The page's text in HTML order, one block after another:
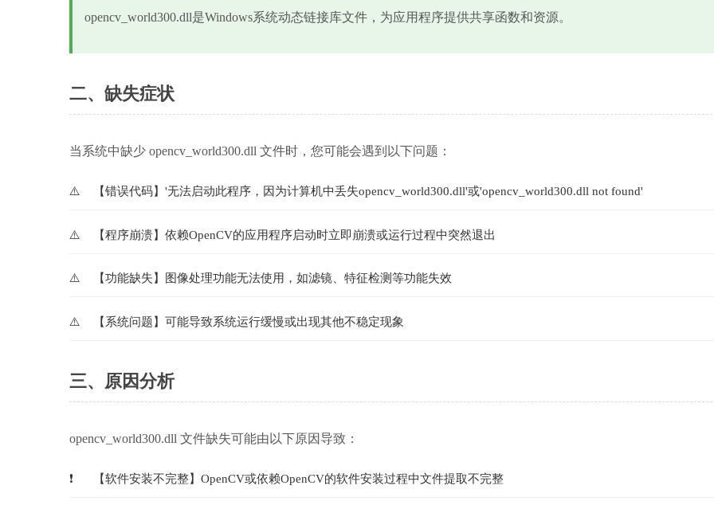
opencv_world300.dll是Windows系统动态链接库文件，为应用程序提供共享函数和资源。
二、缺失症状
当系统中缺少 opencv_world300.dll 文件时，您可能会遇到以下问题：
【错误代码】'无法启动此程序，因为计算机中丢失opencv_world300.dll'或'opencv_world300.dll not found'
【程序崩溃】依赖OpenCV的应用程序启动时立即崩溃或运行过程中突然退出
【功能缺失】图像处理功能无法使用，如滤镜、特征检测等功能失效
【系统问题】可能导致系统运行缓慢或出现其他不稳定现象
三、原因分析
opencv_world300.dll 文件缺失可能由以下原因导致：
【软件安装不完整】OpenCV或依赖OpenCV的软件安装过程中文件提取不完整